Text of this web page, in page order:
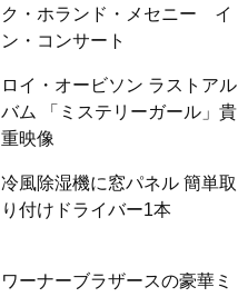
ク・ホランド・メセニー イ
ン・コンサート
ロイ・オービソン ラストアル
バム 「ミステリーガール」貴
重映像
冷風除湿機に窓パネル 簡単取
り付けドライバー1本
ワーナーブラザースの豪華ミ